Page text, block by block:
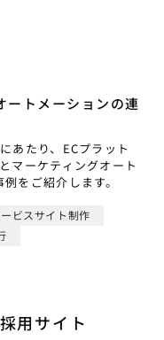
ートメーションの連
あたり、ECプラット
マーケティングオート
をご紹介します。
ビスサイト制作
用サイト